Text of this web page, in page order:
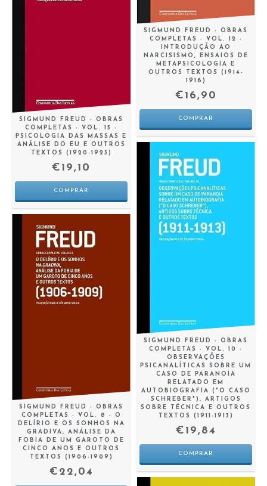
SIGMUND FREUD - OBRAS
COMPLETAS - VOL. 15 -
PSICOLOGIA DAS MASSAS E
ANÁLISE DO EU E OUTROS
TEXTOS (1920-1923)
€19,10
SIGMUND FREUD - OBRAS
COMPLETAS - VOL. 12 -
INTRODUÇÃO AO
NARCISISMO, ENSAIOS DE
METAPSICOLOGIA E
OUTROS TEXTOS (1914-
1916)
€16,90
SIGMUND FREUD - OBRAS
COMPLETAS - VOL. 8 - O
DELÍRIO E OS SONHOS NA
GRADIVA, ANÁLISE DA
FOBIA DE UM GAROTO DE
CINCO ANOS E OUTROS
TEXTOS (1906-1909)
€22,04
SIGMUND FREUD - OBRAS
COMPLETAS - VOL. 10 -
OBSERVAÇÕES
PSICANALÍTICAS SOBRE UM
CASO DE PARANOIA
RELATADO EM
AUTOBIOGRAFIA ("O CASO
SCHREBER"), ARTIGOS
SOBRE TÉCNICA E OUTROS
TEXTOS (1911-1913)
€19,84